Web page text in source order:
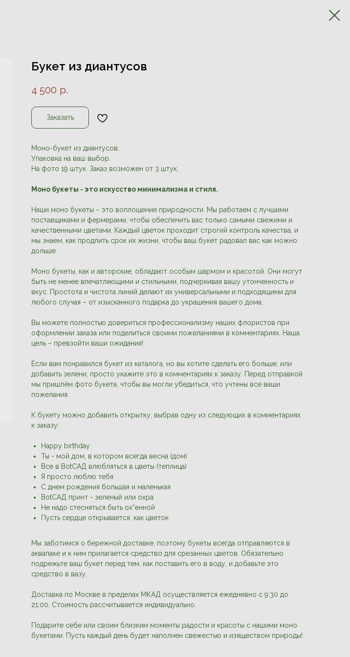
Букет из диантусов
4 500 р.
Заказать
Моно-букет из диантусов.
Упаковка на ваш выбор.
На фото 19 штук. Заказ возможен от 3 штук.
Моно букеты - это искусство минимализма и стиля.
Наши моно букеты – это воплощение природности. Мы работаем с лучшими
поставщиками и фермерами, чтобы обеспечить вас только самыми свежими и
качественными цветами. Каждый цветок проходит строгий контроль качества, и
мы знаем, как продлить срок их жизни, чтобы ваш букет радовал вас как можно
дольше.
Моно букеты, как и авторские, обладают особым шармом и красотой. Они могут
быть не менее впечатляющими и стильными, подчеркивая вашу утонченность и
вкус. Простота и чистота линий делают их универсальными и подходящими для
любого случая – от изысканного подарка до украшения вашего дома.
Вы можете полностью довериться профессионализму наших флористов при
оформлении заказа или поделиться своими пожеланиями в комментариях. Наша
цель – превзойти ваши ожидания!
Если вам понравился букет из каталога, но вы хотите сделать его больше, или
добавить зелени, просто укажите это в комментариях к заказу. Перед отправкой
мы пришлём фото букета, чтобы вы могли убедиться, что учтены все ваши
пожелания.
К букету можно добавить открытку, выбрав одну из следующих в комментариях
к заказу:
Happy birthday
Ты - мой дом, в котором всегда весна (дом)
Все в BotСАД влюбляться в цветы (теплица)
Я просто люблю тебя
С днем рождения большая и маленькая
BotCАД принт - зеленый или охра
Не надо стесняться быть ох*енной
Пусть сердце открывается, как цветок
Мы заботимся о бережной доставке, поэтому букеты всегда отправляются в
аквапаке и к ним прилагается средство для срезанных цветов. Обязательно
подрежьте ваш букет перед тем, как поставить его в воду, и добавьте это
средство в вазу.
Доставка по Москве в пределах МКАД осуществляется ежедневно с 9:30 до
21:00. Стоимость рассчитывается индивидуально.
Подарите себе или своим близким моменты радости и красоты с нашими моно
букетами. Пусть каждый день будет наполнен свежестью и изяществом природы!